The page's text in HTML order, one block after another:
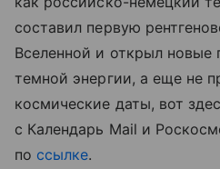
составил первую
Вселенной и открыл новые
темной энергии, а еще не
космические даты, вот
с Календарь Mail и
по ссылке.